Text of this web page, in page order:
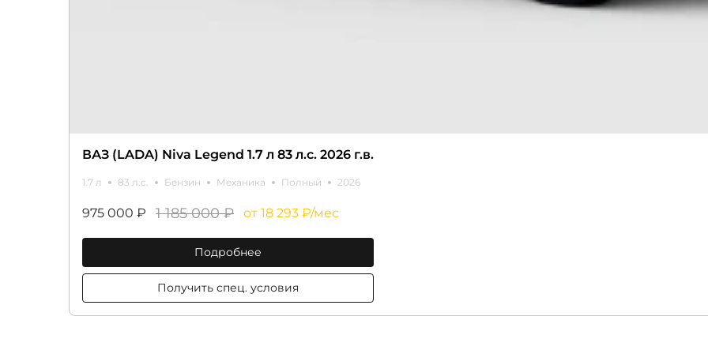
ВАЗ (LADA) Niva Legend 1.7 л 83 л.с. 2026 г.в.
1.7 л 83 л.с. Бензин Механика Полный 2026
975 000 ₽ 1 185 000 ₽ от 18 293 ₽/мес
Подробнее
Получить спец. условия